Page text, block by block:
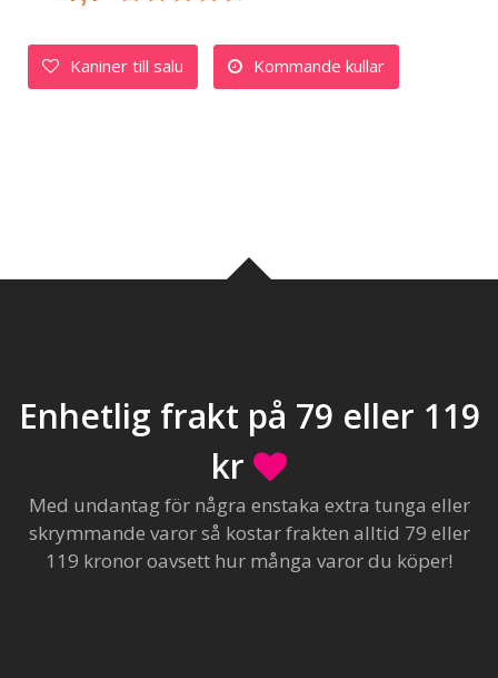
Kaniner till salu Kommande kullar
Enhetlig frakt på 79 eller 119
kr
Med undantag för några enstaka extra tunga eller
skrymmande varor så kostar frakten alltid 79 eller
119 kronor oavsett hur många varor du köper!